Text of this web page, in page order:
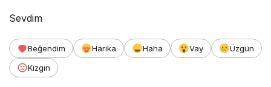
Sevdim
Beğendim Harika Haha Vay
Üzgün
Kızgın